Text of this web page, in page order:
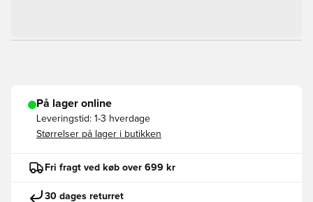
På lager online
Leveringstid: 1-3 hverdage
Størrelser på lager i butikken
Fri fragt ved køb over 699 kr
30 dages returret